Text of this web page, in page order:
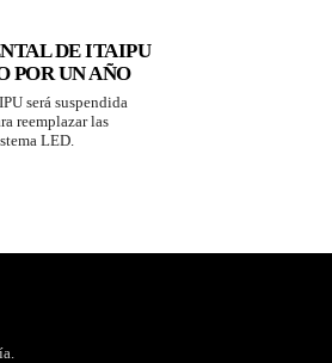
DE ITAIPU
POR UN AÑO
será suspendida
reemplazar las
LED.